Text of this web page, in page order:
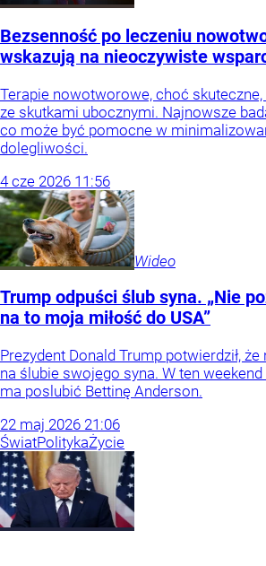
Bezsenność po leczeniu
wskazują na nieoczywiste
Terapie nowotworowe, choć
ze skutkami ubocznymi. Najnowsze
co może być pomocne w
dolegliwości.
4 cze 2026 11:56
Wideo
Trump odpuści ślub syna. „Nie
na to moja miłość do USA”
Prezydent Donald Trump potwierdził,
na ślubie swojego syna. W ten
ma poslubić Bettinę Anderson.
22 maj 2026 21:06
ŚwiatPolitykaŻycie